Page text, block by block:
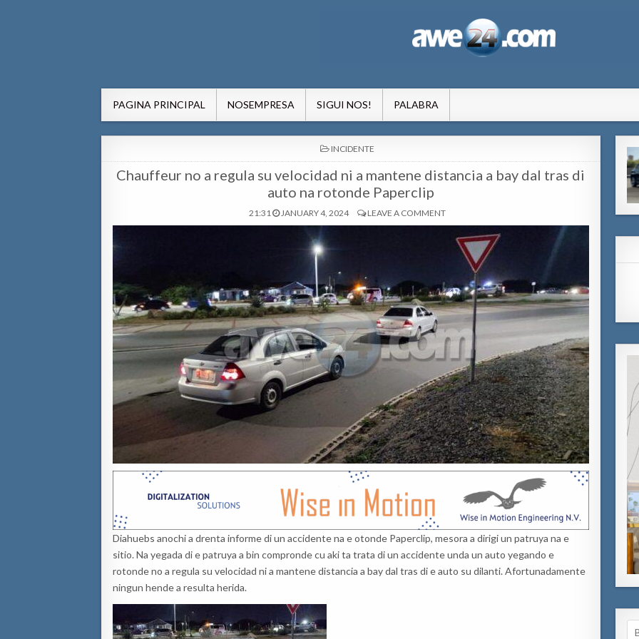
PAGINA PRINCIPAL NOSEMPRESA SIGUI NOS! PALABRA
POSTED
IN
INCIDENTE
Chauffeur no a regula su velocidad ni a mantene distancia a bay dal tras di
auto na rotonde Paperclip
21:31 JANUARY 4, 2024 LEAVE A COMMENT
Diahuebs anochi a drenta informe di un accidente na e otonde Paperclip, mesora a dirigi un patruya na e
sitio. Na yegada di e patruya a bin compronde cu aki ta trata di un accidente unda un auto yegando e
rotonde no a regula su velocidad ni a mantene distancia a bay dal tras di e auto su dilanti. Afortunadamente
ningun hende a resulta herida.